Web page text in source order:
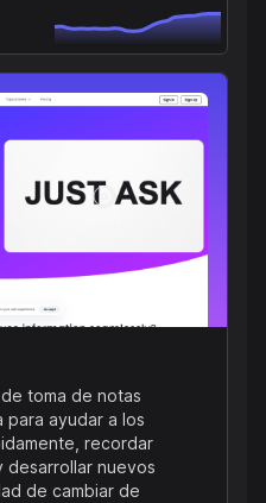
toma de notas
para ayudar a los
recordar
desarrollar nuevos
de cambiar de